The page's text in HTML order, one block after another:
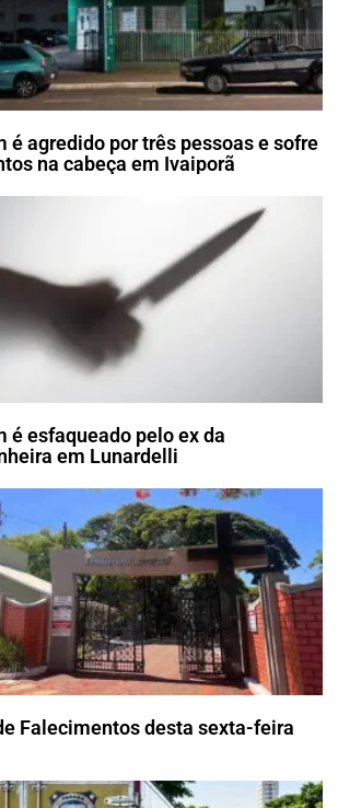
é agredido por três pessoas e sofre
na cabeça em Ivaiporã
é esfaqueado pelo ex da
em Lunardelli
Falecimentos desta sexta-feira